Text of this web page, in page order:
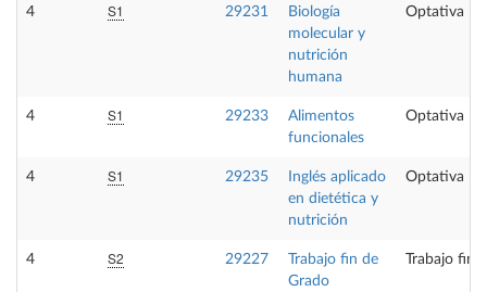
4 S1 29231
Biología
molecular y
nutrición
humana
Optativa
4 S1 29233
Alimentos
funcionales
Optativa
4 S1 29235
Inglés aplicado
en dietética y
nutrición
Optativa
4 S2 29227
Trabajo fin de
Grado
Trabajo fin